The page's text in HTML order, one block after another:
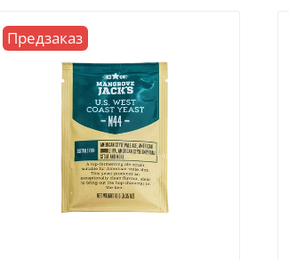
Предзаказ